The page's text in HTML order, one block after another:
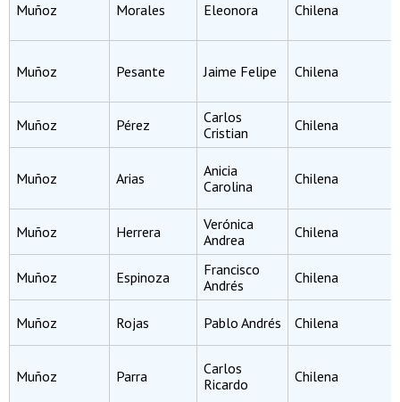
Muñoz Morales Eleonora Chilena
Muñoz Pesante Jaime Felipe Chilena
Muñoz Pérez
Carlos
Cristian
Chilena
Muñoz Arias
Anicia
Carolina
Chilena
Muñoz Herrera
Verónica
Andrea
Chilena
Muñoz Espinoza
Francisco
Andrés
Chilena
Muñoz Rojas Pablo Andrés Chilena
Muñoz Parra
Carlos
Ricardo
Chilena